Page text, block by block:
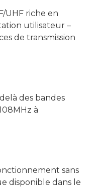
UHF riche en
utilisateur –
de transmission
des bandes
à
sans
disponible dans le